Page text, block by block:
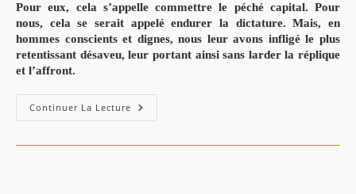
Pour eux, cela s’appelle commettre le péché capital. Pour
nous, cela se serait appelé endurer la dictature. Mais, en
hommes conscients et dignes, nous leur avons infligé le plus
retentissant désaveu, leur portant ainsi sans larder la réplique
et l’affront.
Continuer La Lecture Tribune
Libre